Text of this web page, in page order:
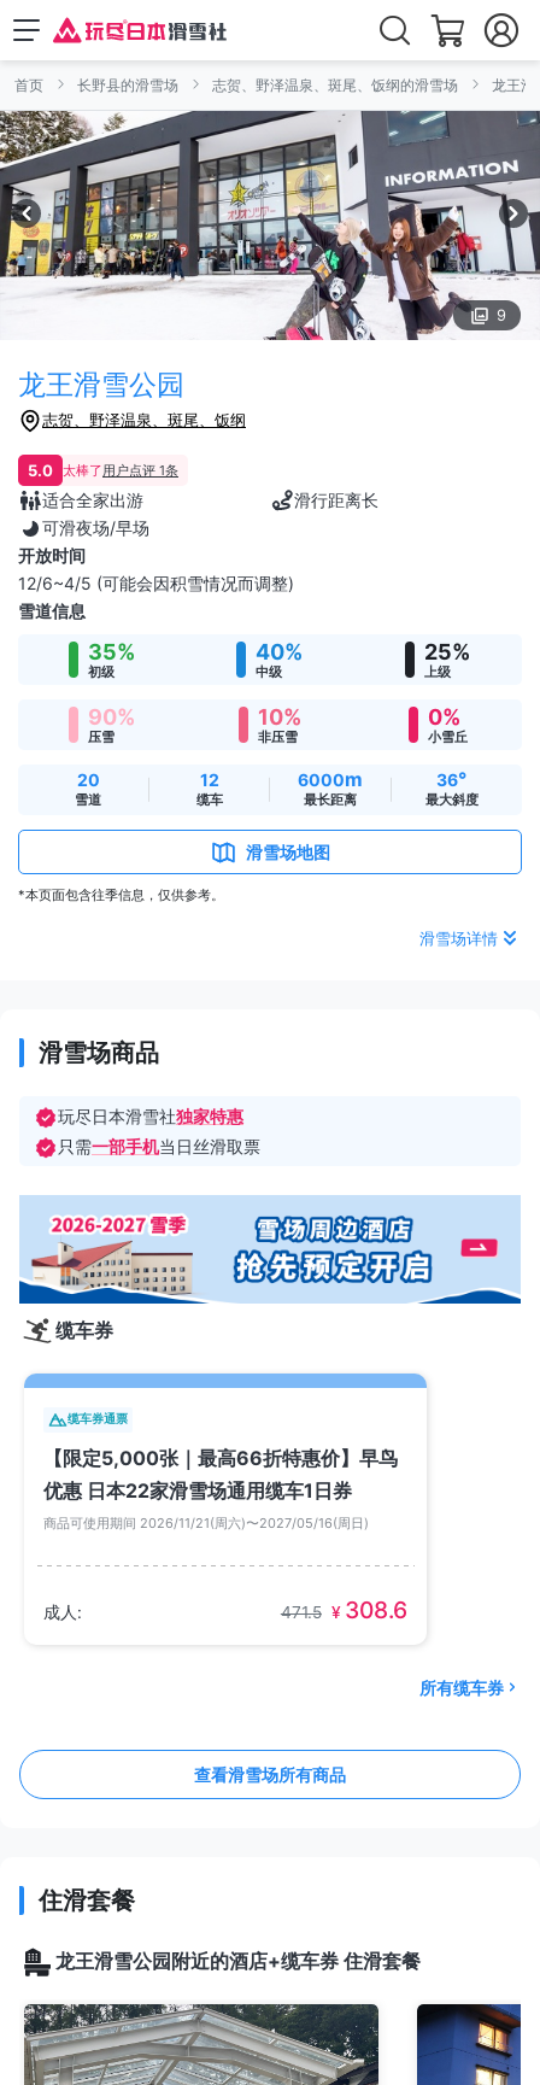
首页 长野县的滑雪场 志贺、野泽温泉、斑尾、饭纲的滑雪场 龙王滑
9
龙王滑雪公园
志贺、野泽温泉、斑尾、饭纲
5.0 太棒了用户点评 1条
适合全家出游
滑行距离长
可滑夜场/早场
开放时间
12/6~4/5 (可能会因积雪情况而调整)
雪道信息
35%
初级
40%
中级
25%
上级
90%
压雪
10%
非压雪
0%
小雪丘
20
雪道
12
缆车
6000m
最长距离
36°
最大斜度
滑雪场地图
*本页面包含往季信息，仅供参考。
滑雪场详情
滑雪场商品
玩尽日本滑雪社独家特惠
只需一部手机当日丝滑取票
缆车券
缆车券通票
【限定5,000张｜最高66折特惠价】早鸟
优惠 日本22家滑雪场通用缆车1日券
商品可使用期间 2026/11/21(周六)〜2027/05/16(周日)
成人: 471.5 ¥ 308.6
所有缆车券
查看滑雪场所有商品
住滑套餐
龙王滑雪公园附近的酒店+缆车券 住滑套餐